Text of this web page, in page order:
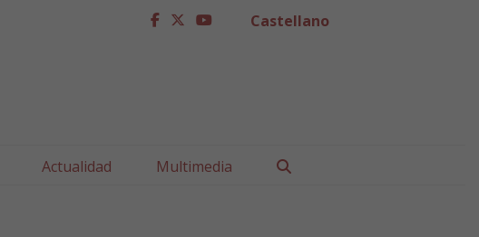
facebook
twitter
youtubeCastellano
Actualidad Multimedia